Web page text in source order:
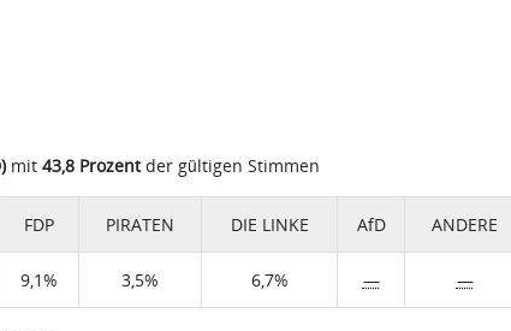
mit 43,8 Prozentder gültigen Stimmen
FDP PIRATEN DIE LINKE AfD ANDERE
9,1% 3,5% 6,7% — —